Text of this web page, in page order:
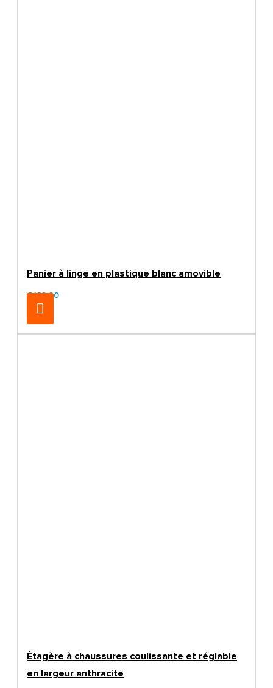
Panier à linge en plastique blanc amovible
€132.00
Étagère à chaussures coulissante et réglable
en largeur anthracite